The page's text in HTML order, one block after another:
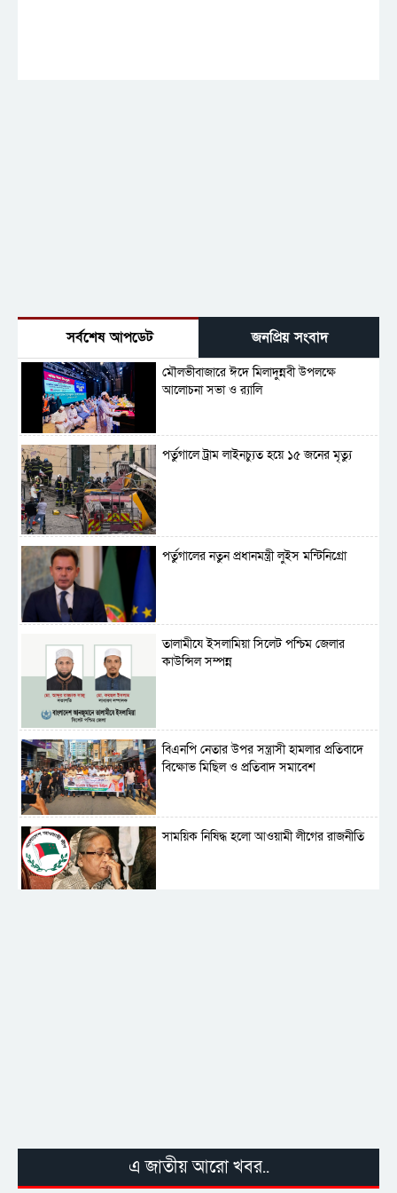
সর্বশেষ আপডেট জনপ্রিয় সংবাদ
মৌলভীবাজারে ঈদে মিলাদুন্নবী উপলক্ষে
আলোচনা সভা ও র‍্যালি
পর্তুগালে ট্রাম লাইনচ্যুত হয়ে ১৫ জনের মৃত্যু
পর্তুগালের নতুন প্রধানমন্ত্রী লুইস মন্টিনিগ্রো
‎তালামীযে ইসলামিয়া সিলেট পশ্চিম জেলার
কাউন্সিল সম্পন্ন
বিএনপি নেতার উপর সন্ত্রাসী হামলার প্রতিবাদে
বিক্ষোভ মিছিল ও প্রতিবাদ সমাবেশ
সাময়িক নিষিদ্ধ হলো আওয়ামী লীগের রাজনীতি
এ জাতীয় আরো খবর..